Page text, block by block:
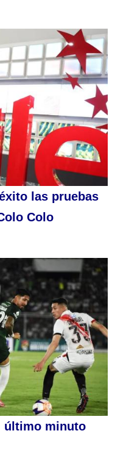
las pruebas
Colo
último minuto